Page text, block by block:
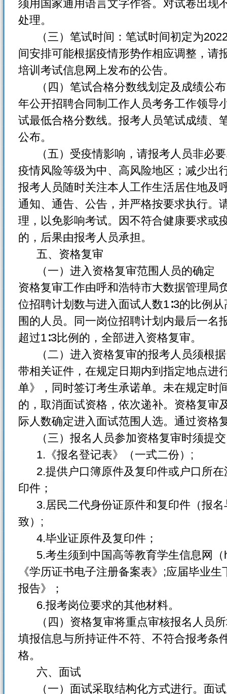
须用国家通用语言文字作答。对试卷出现
处理。
（三）笔试时间：笔试时间初定为
间安排可能根据疫情形势作相应调整，请
培训考试信息网上发布的公告。
（四）笔试合格分数线划定及成绩公布
年公开招聘合同制工作人员考务工作领导
试最低合格分数线。报考人员笔试成绩、
公布。
（五）受疫情影响，请报考人员非必要
疫情风险等级为中、高风险地区；减少出
报考人员随时关注本人工作生活居住地及
通知、通告、公告，并严格按要求执行。
理，以免影响考试。因不符合健康要求或
的，后果由报考人员承担。
五、资格复审
（一）进入资格复审范围人员的确定
资格复审工作由呼和浩特市大数据管理局
位招聘计划数与进入面试人数1∶3的比例
围的人员。同一岗位招聘计划内最后一名
超过1∶3比例的，全部进入资格复审。
（二）进入资格复审的报考人员须根据
带相关证件，在规定日期内到指定地点进
单》，同时签订考生承诺单。未在规定时
的，取消面试资格，依次递补。资格复审
际人数确定进入面试范围人选。通过资格
（三）报名人员参加资格复审时须提交
1.《报名登记表》（一式二份）;
2.提供户口簿原件及复印件或户口所在
印件；
3.居民二代身份证原件和复印件（报名
致）;
4.毕业证原件及复印件；
5.考生须到中国高等教育学生信息网（
《学历证书电子注册备案表》;应届毕业
报告》；
6.报考岗位要求的其他材料。
（四）资格复审将重点审核报名人员所
填报信息与所持证件不符、不符合报考条
格。
六、面试
（一）面试采取结构化方式进行。面试